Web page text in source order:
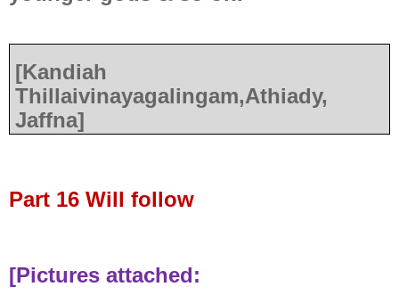
[Kandiah
Thillaivinayagalingam,Athiady,
Jaffna]
Part 16 Will follow
[Pictures attached: